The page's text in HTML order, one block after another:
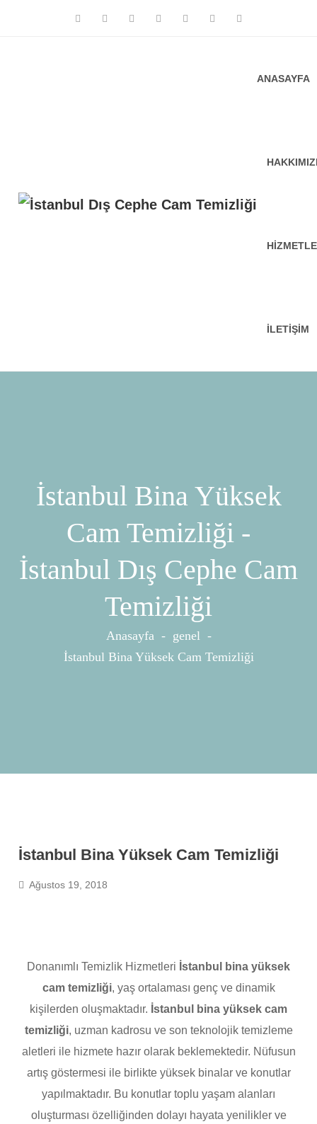
ANASAYFA
İLETIŞIM
İstanbul Bina Yüksek
Cam Temizliği -
İstanbul Dış Cephe Cam
Temizliği
Anasayfa - genel -
İstanbul Bina Yüksek Cam Temizliği
İstanbul Bina Yüksek Cam Temizliği
Ağustos 19, 2018
Donanımlı Temizlik Hizmetleri İstanbul bina yüksek
cam temizliği, yaş ortalaması genç ve dinamik
kişilerden oluşmaktadır. İstanbul bina yüksek cam
temizliği, uzman kadrosu ve son teknolojik temizleme
aletleri ile hizmete hazır olarak beklemektedir. Nüfusun
artış göstermesi ile birlikte yüksek binalar ve konutlar
yapılmaktadır. Bu konutlar toplu yaşam alanları
oluşturması özelliğinden dolayı hayata yenilikler ve